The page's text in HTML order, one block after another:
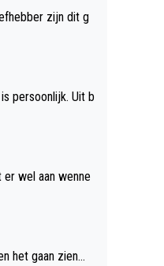
zijn dit g
persoonlijk. Uit b
wel aan wenne
het gaan zien...